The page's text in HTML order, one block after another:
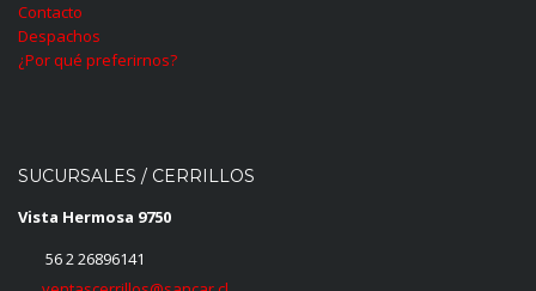
Contacto
Despachos
¿Por qué preferirnos?
SUCURSALES / CERRILLOS
Vista Hermosa 9750
56 2 26896141